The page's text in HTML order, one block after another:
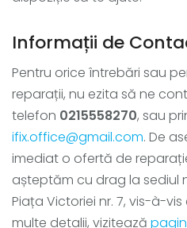
Informații de
Pentru orice întrebări sau
reparații, nu ezita să ne
telefon 0215558270, sau
ifix.office@gmail.com. De
imediat o ofertă de
așteptăm cu drag la sediul
Piața Victoriei nr. 7, vis-à-
multe detalii, vizitează